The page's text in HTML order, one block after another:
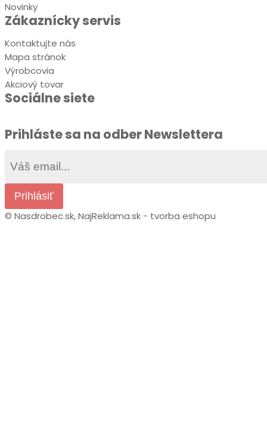
Novinky
Zákaznícky servis
Kontaktujte nás
Mapa stránok
Výrobcovia
Akciový tovar
Sociálne siete
Prihláste sa na odberNewslettera
Prihlásiť
© Nasdrobec.sk,NajReklama.sk - tvorba eshopu